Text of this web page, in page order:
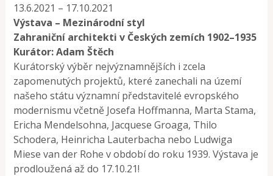
13.6.2021 – 17.10.2021
Výstava – Mezinárodní styl
Zahraniční architekti v Českých zemích 1902–1935
Kurátor: Adam Štěch
Kurátorský výběr nejvýznamnějších i zcela
zapomenutých projektů, které zanechali na území
našeho státu významní představitelé evropského
modernismu včetně Josefa Hoffmanna, Marta Stama,
Ericha Mendelsohna, Jacquese Groaga, Thilo
Schodera, Heinricha Lauterbacha nebo Ludwiga
Miese van der Rohe v období do roku 1939. Výstava je
prodloužená až do 17.10.21!